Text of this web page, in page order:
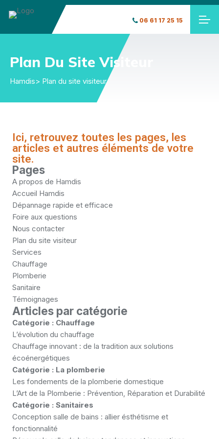
06 61 17 25 15
Plan Du Site Visiteur
Hamdis> Plan du site visiteur
Ici, retrouvez toutes les pages, les
articles et autres éléments de votre
site.
Pages
A propos de Hamdis
Accueil Hamdis
Dépannage rapide et efficace
Foire aux questions
Nous contacter
Plan du site visiteur
Services
Chauffage
Plomberie
Sanitaire
Témoignages
Articles par catégorie
Catégorie : Chauffage
L’évolution du chauffage
Chauffage innovant : de la tradition aux solutions
écoénergétiques
Catégorie : La plomberie
Les fondements de la plomberie domestique
L’Art de la Plomberie : Prévention, Réparation et Durabilité
Catégorie : Sanitaires
Conception salle de bains : allier ésthétisme et
fonctionnalité